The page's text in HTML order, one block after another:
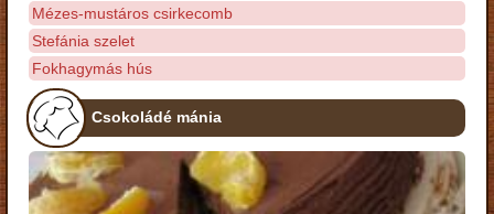
Mézes-mustáros csirkecomb
Stefánia szelet
Fokhagymás hús
Csokoládé mánia